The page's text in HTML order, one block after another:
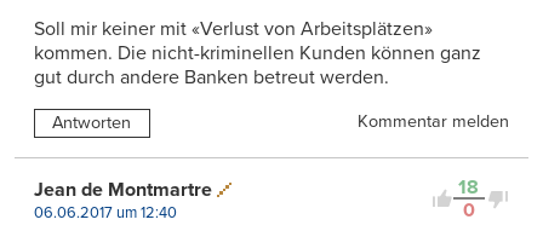
Soll mir keiner mit «Verlust von Arbeitsplätzen»
kommen. Die nicht-kriminellen Kunden können ganz
gut durch andere Banken betreut werden.
Antworten Kommentar melden
18
0
Jean de Montmartre
06.06.2017 um 12:40